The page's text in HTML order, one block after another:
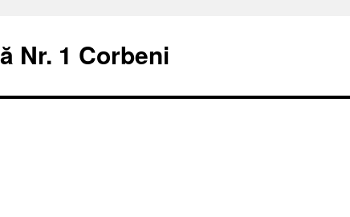
Nr. 1 Corbeni